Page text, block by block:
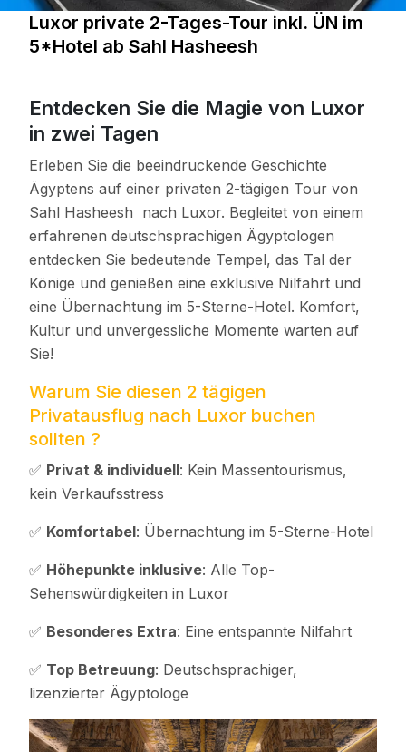
Luxor private 2-Tages-Tour inkl. ÜN im
5*Hotel ab Sahl Hasheesh
Entdecken Sie die Magie von Luxor
in zwei Tagen
Erleben Sie die beeindruckende Geschichte
Ägyptens auf einer privaten 2-tägigen Tour von
Sahl Hasheesh nach Luxor. Begleitet von einem
erfahrenen deutschsprachigen Ägyptologen
entdecken Sie bedeutende Tempel, das Tal der
Könige und genießen eine exklusive Nilfahrt und
eine Übernachtung im 5-Sterne-Hotel. Komfort,
Kultur und unvergessliche Momente warten auf
Sie!
Warum Sie diesen 2 tägigen
Privatausflug nach Luxor buchen
sollten ?
✅ Privat & individuell: Kein Massentourismus,
kein Verkaufsstress
✅ Komfortabel: Übernachtung im 5-Sterne-Hotel
✅ Höhepunkte inklusive: Alle Top-
Sehenswürdigkeiten in Luxor
✅ Besonderes Extra: Eine entspannte Nilfahrt
✅ Top Betreuung: Deutschsprachiger,
lizenzierter Ägyptologe